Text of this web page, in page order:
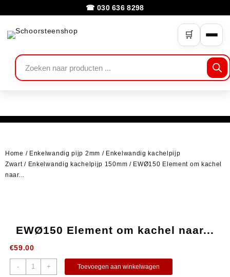
☎ 030 636 8298
🛒
Home / Enkelwandig pijp 2mm / Enkelwandig kachelpijp
Zwart/ Enkelwandig kachelpijp 150mm / EWØ150 Element om kachel
naar...
EWØ150 Element om kachel naar...
€59.00
- + Toevoegen aan winkelwagen